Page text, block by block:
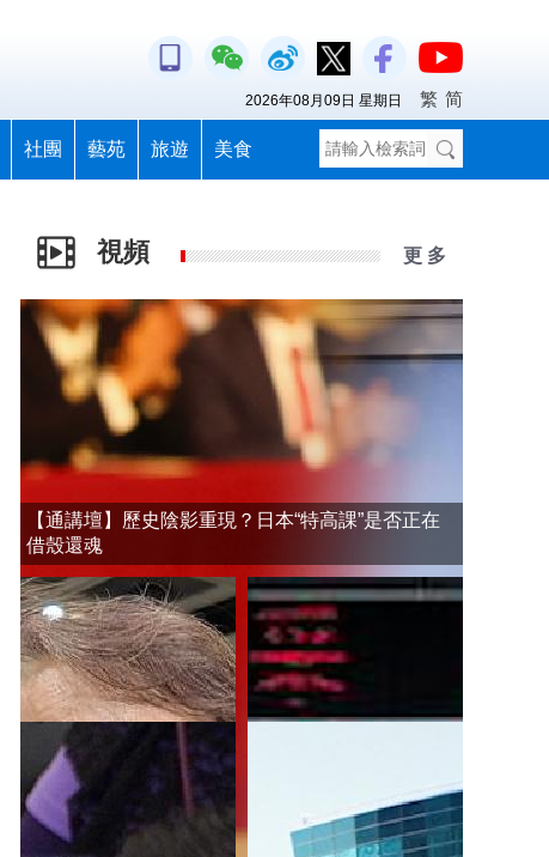
社團 藝苑 旅遊 美食
2026年08月09日 星期日 繁 简
視頻 更 多
【通講壇】歷史陰影重現？日本“特高課”是否正在
借殼還魂